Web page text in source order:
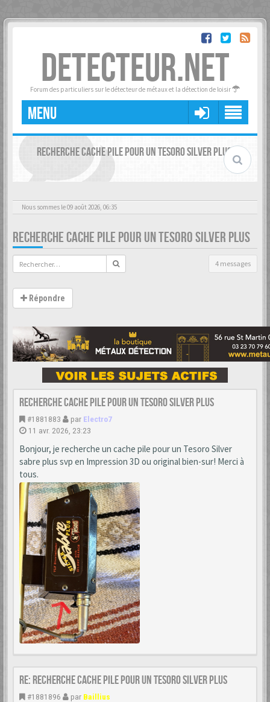
DETECTEUR.NET
Forum des particuliers sur le détecteur de métaux et la détection de loisir
MENU
RECHERCHE CACHE PILE POUR UN TESORO SILVER PLUS
Nous sommes le 09 août 2026, 06:35
RECHERCHE CACHE PILE POUR UN TESORO SILVER PLUS
4 messages
Répondre
Recherche cache Pile pour un Tesoro Silver Plus
#1881883 par Electro7
11 avr. 2026, 23:23
Bonjour, je recherche un cache pile pour un Tesoro Silver
sabre plus svp en Impression 3D ou original bien-sur! Merci à
tous.
Re: Recherche cache Pile pour un Tesoro Silver Plus
#1881896 par Baillius